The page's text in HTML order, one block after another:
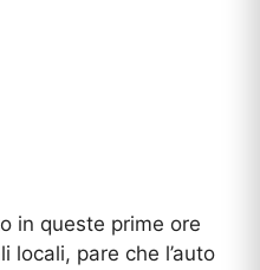
in queste prime ore
locali, pare che l’auto